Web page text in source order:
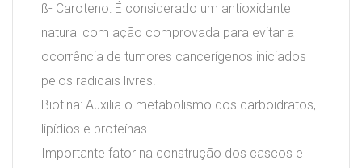
ß- Caroteno: É considerado um antioxidante
natural com ação comprovada para evitar a
ocorrência de tumores cancerígenos iniciados
pelos radicais livres.
Biotina: Auxilia o metabolismo dos carboidratos,
lipídios e proteínas.
Importante fator na construção dos cascos e